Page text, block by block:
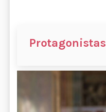
Protagonistas